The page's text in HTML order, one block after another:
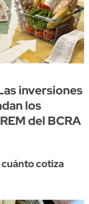
inversiones
los
del BCRA
cotiza